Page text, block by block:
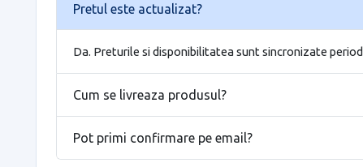
Pretul este actualizat?
Da. Preturile si disponibilitatea sunt sincronizate
Cum se livreaza produsul?
Pot primi confirmare pe email?